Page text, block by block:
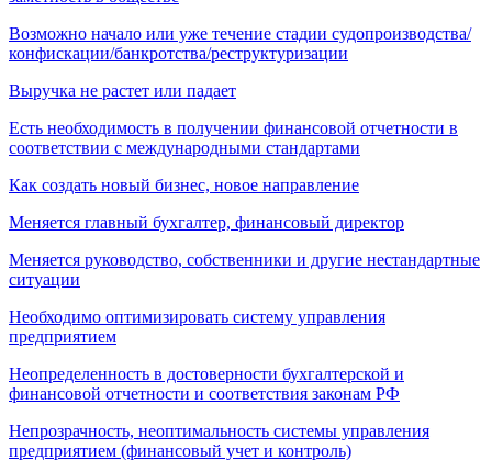
Возможно начало или уже течение стадии судопроизводства/
конфискации/банкротства/реструктуризации
Выручка не растет или падает
Есть необходимость в получении финансовой отчетности в
соответствии с международными стандартами
Как создать новый бизнес, новое направление
Меняется главный бухгалтер, финансовый директор
Меняется руководство, собственники и другие нестандартные
ситуации
Необходимо оптимизировать систему управления
предприятием
Неопределенность в достоверности бухгалтерской и
финансовой отчетности и соответствия законам РФ
Непрозрачность, неоптимальность системы управления
предприятием (финансовый учет и контроль)